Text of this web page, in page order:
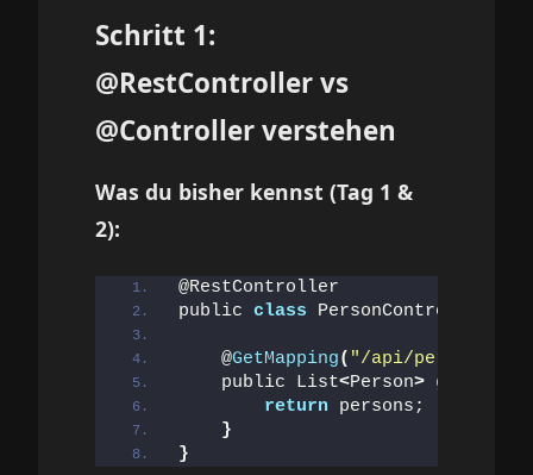
Schritt 1:
@RestController vs
@Controller verstehen
Was du bisher kennst (Tag 1 &
2):
@RestController
public class PersonController
    @
GetMapping( "/api/persons"
    public List
<Person>
return persons;
}
}